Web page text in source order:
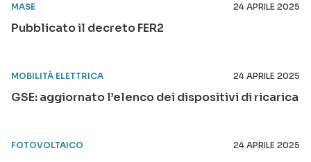
MASE 24 APRILE 2025
Pubblicato il decreto FER2
MOBILITÀ ELETTRICA 24 APRILE 2025
GSE: aggiornato l’elenco dei dispositivi di ricarica
FOTOVOLTAICO 24 APRILE 2025